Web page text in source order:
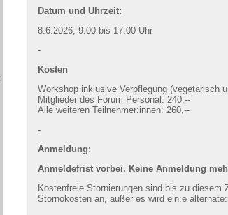
Datum und Uhrzeit:
8.6.2026, 9.00 bis 17.00 Uhr
-
Kosten
Workshop inklusive Verpflegung (vegetarisch
Mitglieder des Forum Personal: 240,--
Alle weiteren Teilnehmer:innen: 260,--
-
Anmeldung:
Anmeldefrist vorbei. Keine Anmeldung
Kostenfreie Stornierungen sind bis zu
Stornokosten an, außer es wird ein:e